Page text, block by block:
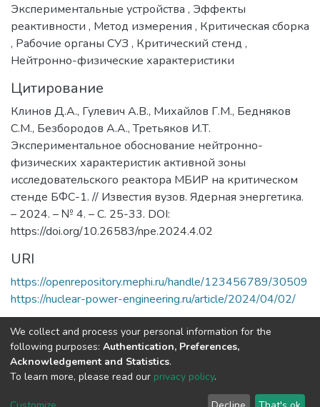
Экспериментальные устройства , Эффекты
реактивности , Метод измерения , Критическая сборка
, Рабочие органы СУЗ , Критический стенд ,
Нейтронно-физические характеристики
Цитирование
Клинов Д.А., Гулевич А.В., Михайлов Г.М., Бедняков
С.М., Безбородов А.А., Третьяков И.Т.
Экспериментальное обоснование нейтронно-
физических характеристик активной зоны
исследовательского реактора МБИР на критическом
стенде БФС-1. // Известия вузов. Ядерная энергетика.
– 2024. – № 4. – С. 25-33. DOI:
https://doi.org/10.26583/npe.2024.4.02
URI
https://openrepository.mephi.ru/handle/123456789/30509
https://nuclear-power-engineering.ru/article/2024/04/02/
Полная страница элемента
DSpace softwarecopyright © 2002-2026
файлов
конечным
отзыв
We collect and process your personal information for the
following purposes: Authentication, Preferences,
Acknowledgement and Statistics.
To learn more, please read our privacy policy.